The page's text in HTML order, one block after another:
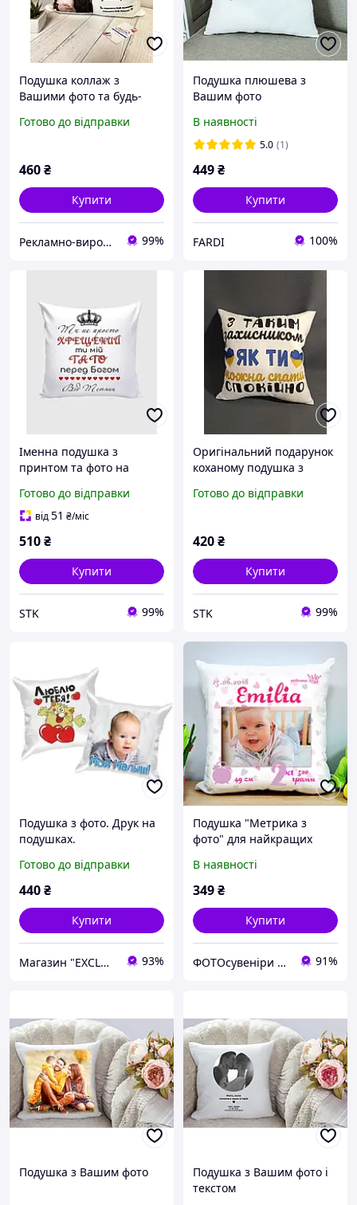
Подушка коллаж з
Вашими фото та будь-
Готово до відправки
460₴
Купити
Рекламно-виробнича компанія "Ілюзіон". 99%
Подушка плюшева з
Вашим фото
В наявності
5.0 (1)
449₴
Купити
FARDI 100%
Іменна подушка з
принтом та фото на
батька, 35х35 см, біла,
плюшева, подарунок з
Готово до відправки
від51 ₴/міс
510₴
Купити
STK 99%
Оригінальний подарунок
коханому подушка з
фото на звороті
Готово до відправки
420₴
Купити
STK 99%
Подушка з фото. Друк на
подушках.
Готово до відправки
440₴
Купити
Магазин "EXCLUSIVE" - Оригінальні Подарунки для всіх 93%
Подушка "Метрика з
фото" для найкращих
В наявності
349₴
Купити
ФОТОсувеніри "СМАЙЛ" 91%
Подушка з Вашим фото
Подушка з Вашим фото і
текстом